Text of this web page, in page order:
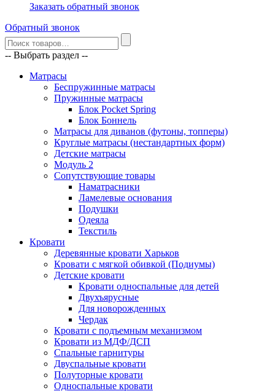
Заказать обратный звонок
Обратный звонок
-- Выбрать раздел --
Матрасы
Беспружинные матрасы
Пружинные матрасы
Блок Pocket Spring
Блок Боннель
Матрасы для диванов (футоны, топперы)
Круглые матрасы (нестандартных форм)
Детские матрасы
Модуль 2
Сопутствующие товары
Наматрасники
Ламелевые основания
Подушки
Одеяла
Текстиль
Кровати
Деревянные кровати Харьков
Кровати с мягкой обивкой (Подиумы)
Детские кровати
Кровати односпальные для детей
Двухъярусные
Для новорожденных
Чердак
Кровати с подъемным механизмом
Кровати из МДФ/ДСП
Спальные гарнитуры
Двуспальные кровати
Полуторные кровати
Односпальные кровати